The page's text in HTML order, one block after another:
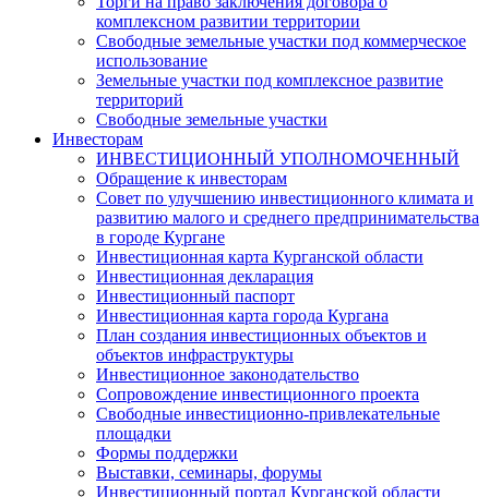
комплексном развитии территории
Свободные земельные участки под коммерческое
использование
Земельные участки под комплексное развитие
территорий
Свободные земельные участки
Инвесторам
ИНВЕСТИЦИОННЫЙ УПОЛНОМОЧЕННЫЙ
Обращение к инвесторам
Совет по улучшению инвестиционного климата и
развитию малого и среднего предпринимательства
в городе Кургане
Инвестиционная карта Курганской области
Инвестиционная декларация
Инвестиционный паспорт
Инвестиционная карта города Кургана
План создания инвестиционных объектов и
объектов инфраструктуры
Инвестиционное законодательство
Сопровождение инвестиционного проекта
Свободные инвестиционно-привлекательные
площадки
Формы поддержки
Выставки, семинары, форумы
Инвестиционный портал Курганской области